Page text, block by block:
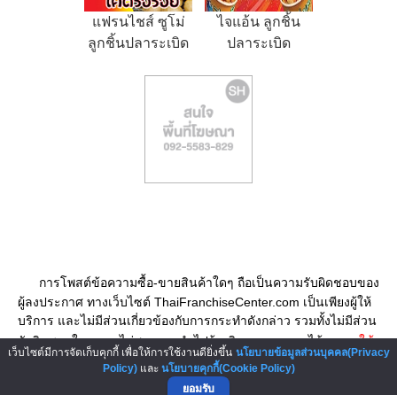
แฟรนไชส์ ซูโม่
ลูกชิ้นปลาระเบิด
ไจแอ้น ลูกชิ้น
ปลาระเบิด
การโพสต์ข้อความซื้อ-ขายสินค้าใดๆ ถือเป็นความรับผิดชอบของ
ผู้ลงประกาศ ทางเว็บไซต์ ThaiFranchiseCenter.com เป็นเพียงผู้ให้
บริการ และไม่มีส่วนเกี่ยวข้องกับการกระทำดังกล่าว รวมทั้งไม่มีส่วน
รับผิดชอบใดๆ และไม่สามารถนำไปอ้างอิงทางกฎหมายได้ กรุณาใช้
วิจารณญาณและดุลยพินิจ ก่อนโอนเงินชำระค่าสินค้าทุกครั้ง
เว็บไซต์มีการจัดเก็บคุกกี้ เพื่อให้การใช้งานดียิ่งขึ้น นโยบายข้อมูลส่วนบุคคล(Privacy
Policy)และ นโยบายคุกกี้(Cookie Policy)
ยอมรับ